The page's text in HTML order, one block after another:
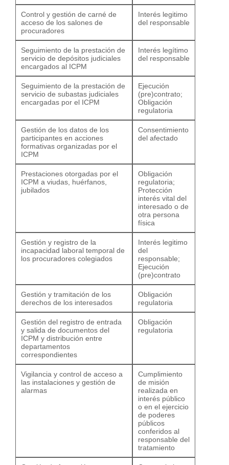
Control y gestión de carné de
acceso de los salones de
procuradores
Interés legitimo
del responsable
Seguimiento de la prestación de
servicio de depósitos judiciales
encargados al ICPM
Interés legítimo
del responsable
Seguimiento de la prestación de
servicio de subastas judiciales
encargadas por el ICPM
Ejecución
(pre)contrato;
Obligación
regulatoria
Gestión de los datos de los
participantes en acciones
formativas organizadas por el
ICPM
Consentimiento
del afectado
Prestaciones otorgadas por el
ICPM a viudas, huérfanos,
jubilados
Obligación
regulatoria;
Protección
interés vital del
interesado o de
otra persona
física
Gestión y registro de la
incapacidad laboral temporal de
los procuradores colegiados
Interés legitimo
del
responsable;
Ejecución
(pre)contrato
Gestión y tramitación de los
derechos de los interesados
Obligación
regulatoria
Gestión del registro de entrada
y salida de documentos del
ICPM y distribución entre
departamentos
correspondientes
Obligación
regulatoria
Vigilancia y control de acceso a
las instalaciones y gestión de
alarmas
Cumplimiento
de misión
realizada en
interés público
o en el ejercicio
de poderes
públicos
conferidos al
responsable del
tratamiento